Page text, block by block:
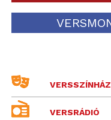
VERSSZÍNHÁZ
VERSRÁDIÓ